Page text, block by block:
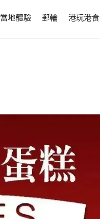
當地體驗 郵輪 港玩港食